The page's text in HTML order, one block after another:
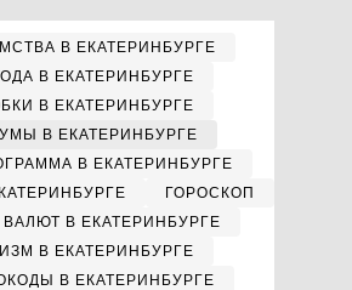
В ЕКАТЕРИНБУРГЕ
В ЕКАТЕРИНБУРГЕ
В ЕКАТЕРИНБУРГЕ
В ЕКАТЕРИНБУРГЕ
В ЕКАТЕРИНБУРГЕ
ГОРОСКОП
В ЕКАТЕРИНБУРГЕ
В ЕКАТЕРИНБУРГЕ
В ЕКАТЕРИНБУРГЕ